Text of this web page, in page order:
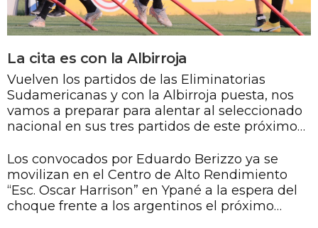
La cita es con la Albirroja
Vuelven los partidos de las Eliminatorias
Sudamericanas y con la Albirroja puesta, nos
vamos a preparar para alentar al seleccionado
nacional en sus tres partidos de este próximo
Los convocados por Eduardo Berizzo ya se
movilizan en el Centro de Alto Rendimiento
“Esc. Oscar Harrison” en Ypané a la espera del
choque frente a los argentinos el próximo